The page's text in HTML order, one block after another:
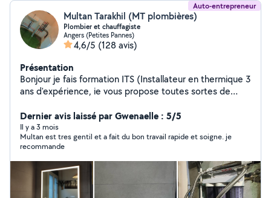
Auto-entrepreneur
Multan Tarakhil (MT plombières)
Plombier et chauffagiste
Angers (Petites Pannes)
4,6/5 (128 avis)
Présentation
Bonjour je fais formation ITS (Installateur en thermique 3
ans d'expérience, ie vous propose toutes sortes de
rénovation, dépannage, urgence ou conseils).
PLOMBIÈRE : Création et rénovation salle de bain -
Installation / Dépannage / Remplacement: - Chauffe-
Eau, groupe de sécurité - Meuble vasque - Robinetterie
- WC à poser ou Suspendu - Chasse d'eau - Douche à
l'italienne -Baignoire - Fuite Salle de bain, salle d'eau,
sanitaire, ballon d'eau chaude, dépannages Montages
Dernier avis laissé par Gwenaelle : 5/5
Il y a 3 mois
Multan est tres gentil et a fait du bon travail rapide et soigne. je
recommande